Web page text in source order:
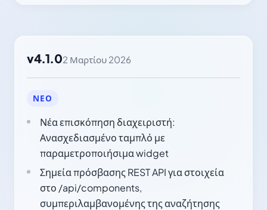
v4.1.02 Μαρτίου 2026
ΝΈΟ
Νέα επισκόπηση διαχειριστή:
Ανασχεδιασμένο ταμπλό με
παραμετροποιήσιμα widget
Σημεία πρόσβασης REST API για στοιχεία
στο /api/components,
συμπεριλαμβανομένης της αναζήτησης